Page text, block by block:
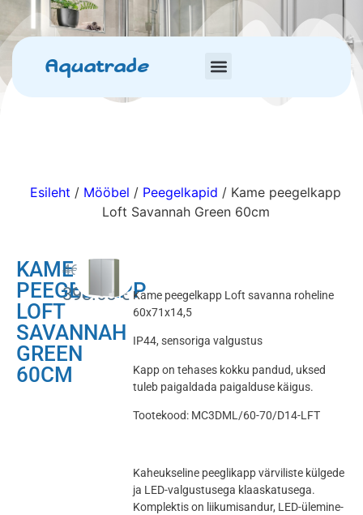
Aquatrade
Esileht / Mööbel / Peegelkapid / Kame peegelkapp
Loft Savannah Green 60cm
KAME
PEEGELKAPP
LOFT
SAVANNAH
GREEN
60CM
469.00
398.65€ Kame peegelkapp Loft savanna roheline
60x71x14,5
IP44, sensoriga valgustus
Kapp on tehases kokku pandud, uksed
tuleb paigaldada paigalduse käigus.
Tootekood: MC3DML/60-70/D14-LFT
Kaheukseline peeglikapp värviliste külgede
ja LED-valgustusega klaaskatusega.
Komplektis on liikumisandur, LED-ülemine-